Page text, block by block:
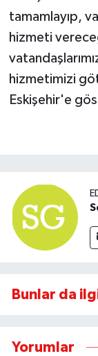
tamamlayıp,
hizmeti
hizmetimizi
Eskişehir'e
Bunlar da
Yorumlar